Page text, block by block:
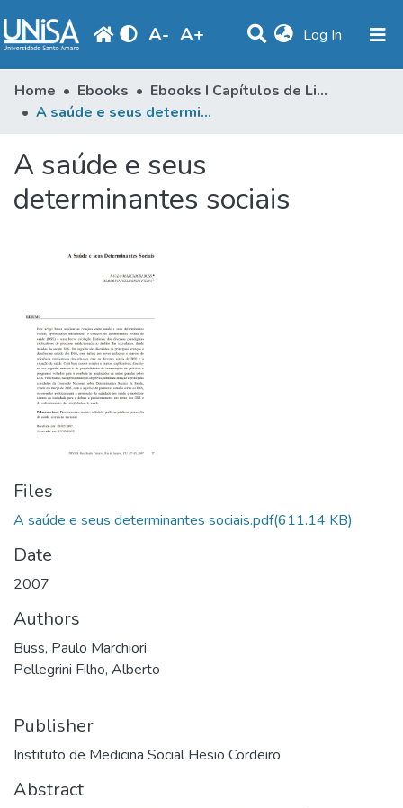
A- A+ Log In (current)
Communities & Collections
Browse
Produção Docente
Home Ebooks
Ebooks I Capítulos de Livros
A saúde e seus determinantes sociais
A saúde e seus
determinantes sociais
Files
A saúde e seus determinantes sociais.pdf(611.14 KB)
Date
2007
Authors
Buss, Paulo Marchiori
Pellegrini Filho, Alberto
Publisher
Instituto de Medicina Social Hesio Cordeiro
Abstract